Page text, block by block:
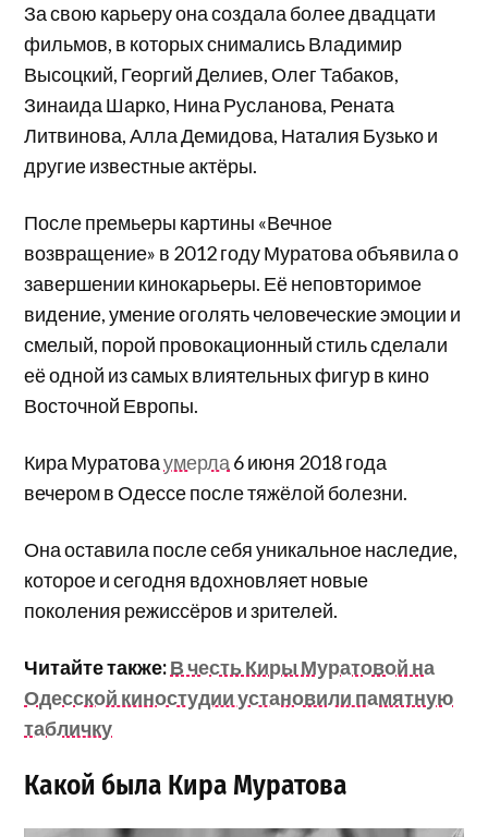
За свою карьеру она создала более двадцати
фильмов, в которых снимались Владимир
Высоцкий, Георгий Делиев, Олег Табаков,
Зинаида Шарко, Нина Русланова, Рената
Литвинова, Алла Демидова, Наталия Бузько и
другие известные актёры.
После премьеры картины «Вечное
возвращение» в 2012 году Муратова объявила о
завершении кинокарьеры. Её неповторимое
видение, умение оголять человеческие эмоции и
смелый, порой провокационный стиль сделали
её одной из самых влиятельных фигур в кино
Восточной Европы.
Кира Муратоваумерла 6 июня 2018 года
вечером в Одессе после тяжёлой болезни.
Она оставила после себя уникальное наследие,
которое и сегодня вдохновляет новые
поколения режиссёров и зрителей.
Читайте также:В честь Киры Муратовой на
Одесской киностудии установили памятную
табличку
Какой была Кира Муратова